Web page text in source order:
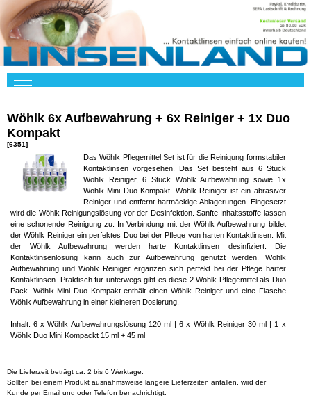
Wöhlk 6x Aufbewahrung + 6x Reiniger + 1x Duo
Kompakt
[6351]
Das Wöhlk Pflegemittel Set ist für die Reinigung formstabiler
Kontaktlinsen vorgesehen. Das Set besteht aus 6 Stück
Wöhlk Reiniger, 6 Stück Wöhlk Aufbewahrung sowie 1x
Wöhlk Mini Duo Kompakt. Wöhlk Reiniger ist ein abrasiver
Reiniger und entfernt hartnäckige Ablagerungen. Eingesetzt
wird die Wöhlk Reinigungslösung vor der Desinfektion. Sanfte Inhaltsstoffe lassen
eine schonende Reinigung zu. In Verbindung mit der Wöhlk Aufbewahrung bildet
der Wöhlk Reiniger ein perfektes Duo bei der Pflege von harten Kontaktlinsen. Mit
der Wöhlk Aufbewahrung werden harte Kontaktlinsen desinfiziert. Die
Kontaktlinsenlösung kann auch zur Aufbewahrung genutzt werden. Wöhlk
Aufbewahrung und Wöhlk Reiniger ergänzen sich perfekt bei der Pflege harter
Kontaktlinsen. Praktisch für unterwegs gibt es diese 2 Wöhlk Pflegemittel als Duo
Pack. Wöhlk Mini Duo Kompakt enthält einen Wöhlk Reiniger und eine Flasche
Wöhlk Aufbewahrung in einer kleineren Dosierung.
Inhalt: 6 x Wöhlk Aufbewahrungslösung 120 ml | 6 x Wöhlk Reiniger 30 ml | 1 x
Wöhlk Duo Mini Kompackt 15 ml + 45 ml
Die Lieferzeit beträgt ca. 2 bis 6 Werktage.
Sollten bei einem Produkt ausnahmsweise längere Lieferzeiten anfallen, wird der
Kunde per Email und oder Telefon benachrichtigt.